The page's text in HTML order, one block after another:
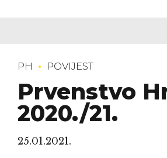
PH POVIJEST
Prvenstvo
2020./21.
25.01.2021.